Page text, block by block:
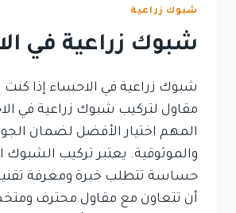
شبوك زراعية
شبوك زراعية في
شبوك زراعية في الاحساء إذا
مقاول لتركيب شبوك زراعية في
المهم اختيار الأفضل لضمان
والموثوقية. يعتبر تركيب الشبوك
حساسة تتطلب خبرة ومعرفة
أن تتعاون مع مقاول محترف